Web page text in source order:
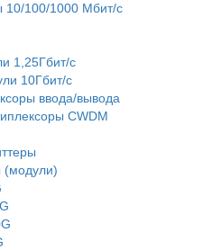
10/100/1000 Мбит/c
1,25Гбит/с
10Гбит/с
ввода/вывода
CWDM
(модули)